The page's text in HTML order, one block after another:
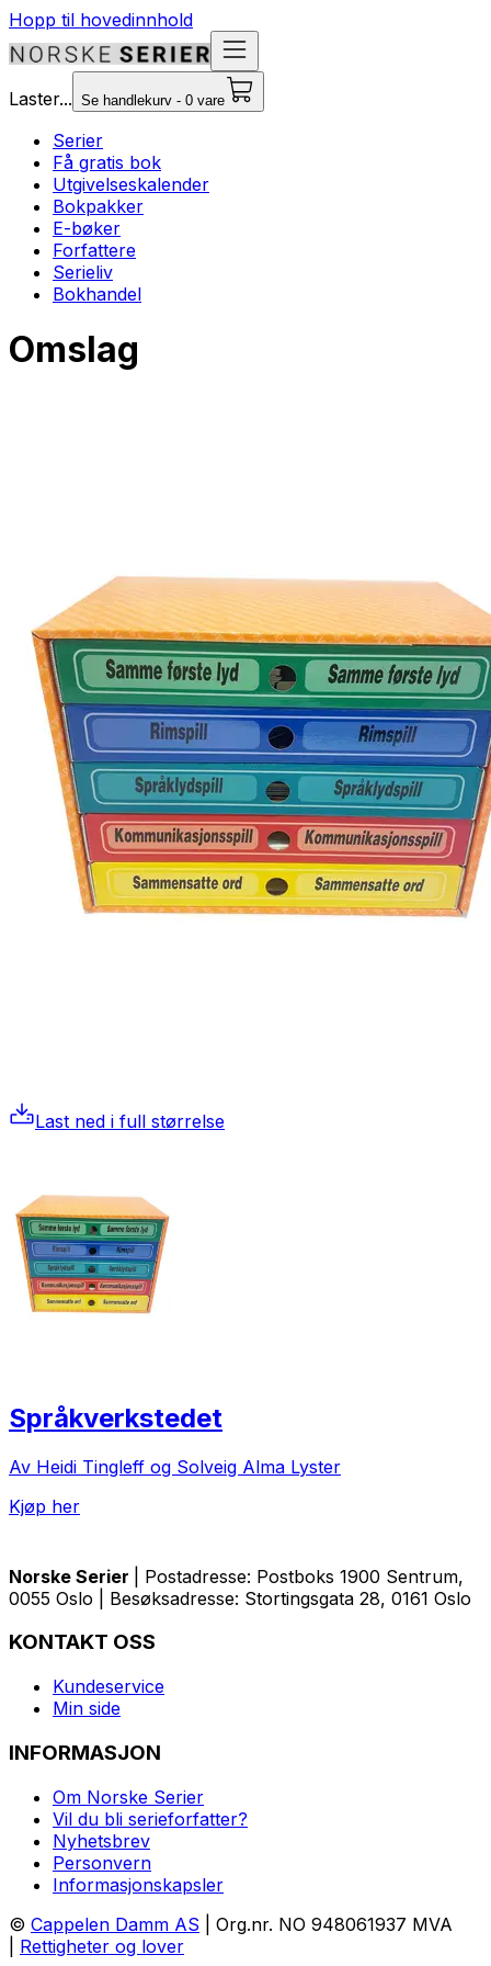
Hopp til hovedinnhold
Laster... Se handlekurv - 0 vare
Serier
Få gratis bok
Utgivelseskalender
Bokpakker
E-bøker
Forfattere
Serieliv
Bokhandel
Omslag
Last ned i full størrelse
Språkverkstedet
Av Heidi Tingleff og Solveig Alma Lyster
Kjøp her
Norske Serier
| Postadresse: Postboks 1900 Sentrum,
0055 Oslo | Besøksadresse: Stortingsgata 28, 0161 Oslo
KONTAKT OSS
Kundeservice
Min side
INFORMASJON
Om Norske Serier
Vil du bli serieforfatter?
Nyhetsbrev
Personvern
Informasjonskapsler
© Cappelen Damm AS | Org.nr. NO 948061937 MVA
Rettigheter og lover